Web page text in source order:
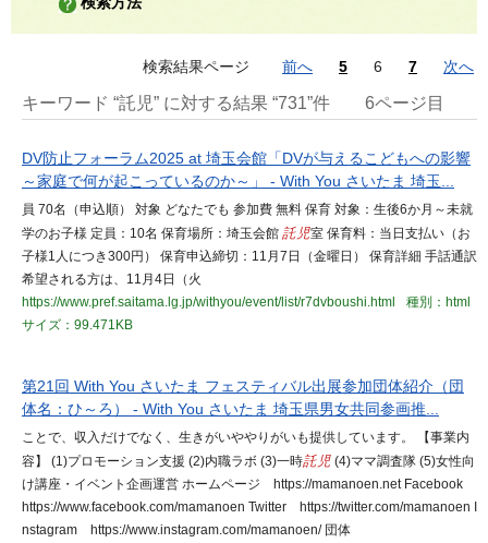
検索結果ページ 前へ 5 6 7 次へ
キーワード “託児” に対する結果 “731”件 6ページ目
DV防止フォーラム2025 at 埼玉会館「DVが与えるこどもへの影響
～家庭で何が起こっているのか～」 - With You さいたま 埼玉...
員 70名（申込順） 対象 どなたでも 参加費 無料 保育 対象：生後6か月～未就
学のお子様 定員：10名 保育場所：埼玉会館 託児室 保育料：当日支払い（お
子様1人につき300円） 保育申込締切：11月7日（金曜日） 保育詳細 手話通訳
希望される方は、11月4日（火
https://www.pref.saitama.lg.jp/withyou/event/list/r7dvboushi.html
種別：html
サイズ：99.471KB
第21回 With You さいたま フェスティバル出展参加団体紹介（団
体名：ひ～ろ） - With You さいたま 埼玉県男女共同参画推...
ことで、収入だけでなく、生きがいややりがいも提供しています。 【事業内
容】 (1)プロモーション支援 (2)内職ラボ (3)一時託児 (4)ママ調査隊 (5)女性向
け講座・イベント企画運営 ホームページ https://mamanoen.net Facebook
https://www.facebook.com/mamanoen Twitter https://twitter.com/mamanoen I
nstagram https://www.instagram.com/mamanoen/ 団体